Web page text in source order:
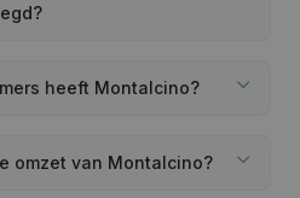
heeft Montalcino?
omzet van Montalcino?